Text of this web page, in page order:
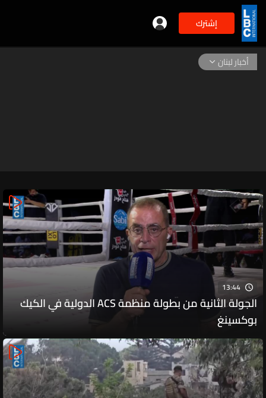
إشترك
أخبار لبنان
13:44
الجولة الثانية من بطولة منظمة ACS الدولية في الكيك
بوكسينغ